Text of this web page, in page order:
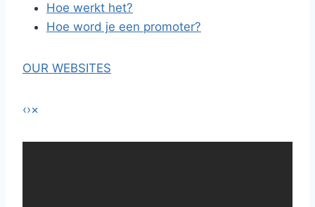
Hoe werkt het?
Hoe word je een promoter?
OUR WEBSITES
‹›×